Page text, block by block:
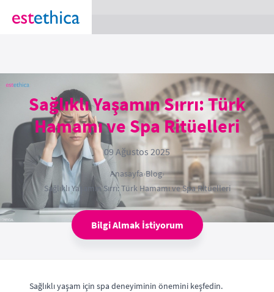
section Service {
Sağlıklı Yaşamın Sırrı: Türk
Hamamı ve Spa Ritüelleri
09 Ağustos 2025
Anasayfa›Blog›
Sağlıklı Yaşamın Sırrı: Türk Hamamı ve Spa Ritüelleri
Bilgi Almak İstiyorum
Sağlıklı yaşam için spa deneyiminin önemini keşfedin.